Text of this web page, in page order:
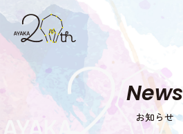
News
お知らせ